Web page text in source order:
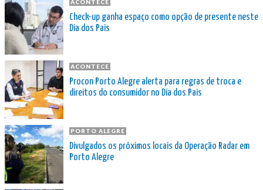
ACONTECE
Check-up ganha espaço como opção de presente neste
Dia dos Pais
ACONTECE
Procon Porto Alegre alerta para regras de troca e
direitos do consumidor no Dia dos Pais
PORTO ALEGRE
Divulgados os próximos locais da Operação Radar em
Porto Alegre